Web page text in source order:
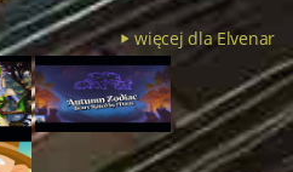
więcej dla Elvenar